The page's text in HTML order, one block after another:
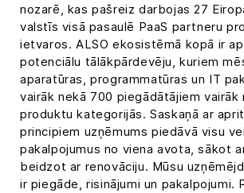
nozarē, kas pašreiz darbojas 27
valstīs visā pasaulē PaaS partneru
ietvaros. ALSO ekosistēmā kopā ir
potenciālu tālākpārdevēju, kuriem
aparatūras, programmatūras un IT
vairāk nekā 700 piegādātājiem vairāk
produktu kategorijās. Saskaņā ar
principiem uzņēmums piedāvā visu
pakalpojumus no viena avota, sākot
beidzot ar renovāciju. Mūsu
ir piegāde, risinājumi un pakalpojumi.